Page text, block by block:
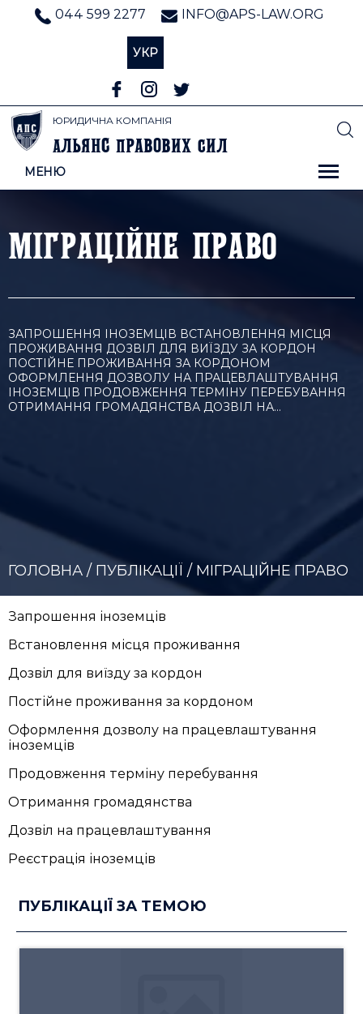
044 599 2277 INFO@APS-LAW.ORG
УКР
ЮРИДИЧНА КОМПАНІЯ
Альянс Правових Сил
МЕНЮ
МІГРАЦІЙНЕ ПРАВО
ЗАПРОШЕННЯ ІНОЗЕМЦІВ ВСТАНОВЛЕННЯ МІСЦЯ
ПРОЖИВАННЯ ДОЗВІЛ ДЛЯ ВИЇЗДУ ЗА КОРДОН
ПОСТІЙНЕ ПРОЖИВАННЯ ЗА КОРДОНОМ
ОФОРМЛЕННЯ ДОЗВОЛУ НА ПРАЦЕВЛАШТУВАННЯ
ІНОЗЕМЦІВ ПРОДОВЖЕННЯ ТЕРМІНУ ПЕРЕБУВАННЯ
ОТРИМАННЯ ГРОМАДЯНСТВА ДОЗВІЛ НА…
ГОЛОВНА / ПУБЛІКАЦІЇ / МІГРАЦІЙНЕ ПРАВО
Запрошення іноземців
Встановлення місця проживання
Дозвіл для виїзду за кордон
Постійне проживання за кордоном
Оформлення дозволу на працевлаштування
іноземців
Продовження терміну перебування
Отримання громадянства
Дозвіл на працевлаштування
Реєстрація іноземців
ПУБЛІКАЦІЇ ЗА ТЕМОЮ